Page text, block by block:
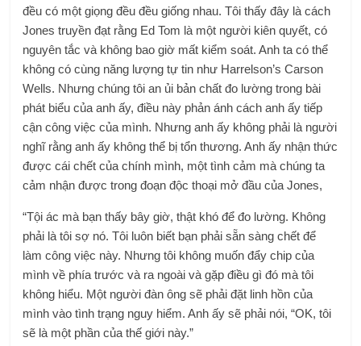
đều có một giọng đều đều giống nhau. Tôi thấy đây là cách
Jones truyền đạt rằng Ed Tom là một người kiên quyết, có
nguyên tắc và không bao giờ mất kiểm soát. Anh ta có thể
không có cùng năng lượng tự tin như Harrelson’s Carson
Wells. Nhưng chúng tôi an ủi bản chất đo lường trong bài
phát biểu của anh ấy, điều này phản ánh cách anh ấy tiếp
cận công việc của mình. Nhưng anh ấy không phải là người
nghĩ rằng anh ấy không thể bị tổn thương. Anh ấy nhận thức
được cái chết của chính mình, một tình cảm mà chúng ta
cảm nhận được trong đoạn độc thoại mở đầu của Jones,
“Tội ác mà bạn thấy bây giờ, thật khó để đo lường. Không
phải là tôi sợ nó. Tôi luôn biết bạn phải sẵn sàng chết để
làm công việc này. Nhưng tôi không muốn đẩy chip của
mình về phía trước và ra ngoài và gặp điều gì đó mà tôi
không hiểu. Một người đàn ông sẽ phải đặt linh hồn của
mình vào tình trạng nguy hiểm. Anh ấy sẽ phải nói, “OK, tôi
sẽ là một phần của thế giới này.”